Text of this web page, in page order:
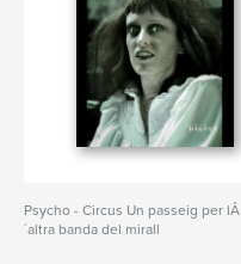
Psycho - Circus Un passeig per lÂ
´altra banda del mirall